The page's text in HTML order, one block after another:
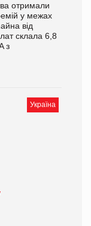
отримали
у межах
від
склала 6,8
з
Україна